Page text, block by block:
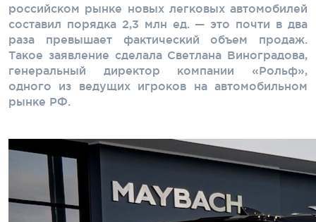
российском рынке новых легковых автомобилей
составил порядка 2,3 млн ед. — это почти в два
раза превышает фактический объем продаж.
Такое заявление сделала Светлана Виноградова,
генеральный директор компании «Рольф»,
одного из ведущих игроков на автомобильном
рынке РФ.